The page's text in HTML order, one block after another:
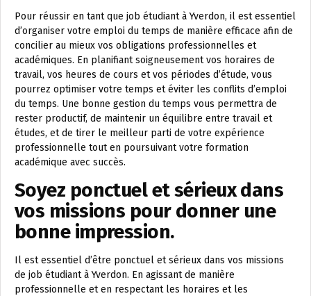
Pour réussir en tant que job étudiant à Yverdon, il est essentiel
d’organiser votre emploi du temps de manière efficace afin de
concilier au mieux vos obligations professionnelles et
académiques. En planifiant soigneusement vos horaires de
travail, vos heures de cours et vos périodes d’étude, vous
pourrez optimiser votre temps et éviter les conflits d’emploi
du temps. Une bonne gestion du temps vous permettra de
rester productif, de maintenir un équilibre entre travail et
études, et de tirer le meilleur parti de votre expérience
professionnelle tout en poursuivant votre formation
académique avec succès.
Soyez ponctuel et sérieux dans
vos missions pour donner une
bonne impression.
Il est essentiel d’être ponctuel et sérieux dans vos missions
de job étudiant à Yverdon. En agissant de manière
professionnelle et en respectant les horaires et les